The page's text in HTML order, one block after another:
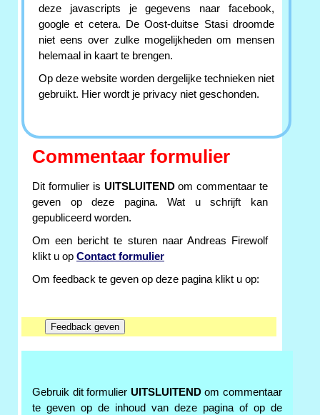
deze javascripts je gegevens naar facebook,
google et cetera. De Oost-duitse Stasi droomde
niet eens over zulke mogelijkheden om mensen
helemaal in kaart te brengen.
Op deze website worden dergelijke technieken niet
gebruikt. Hier wordt je privacy niet geschonden.
Commentaar formulier
Dit formulier is UITSLUITENDom commentaar te
geven op deze pagina. Wat u schrijft kan
gepubliceerd worden.
Om een bericht te sturen naar Andreas Firewolf
klikt u op Contact formulier
Om feedback te geven op deze pagina klikt u op:
Gebruik dit formulier UITSLUITENDom commentaar
te geven op de inhoud van deze pagina of op de